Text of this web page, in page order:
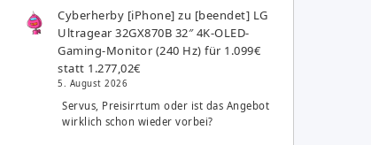
Cyberherby [iPhone] zu [beendet] LG
Ultragear 32GX870B 32″ 4K-OLED-
Gaming-Monitor (240 Hz) für 1.099€
statt 1.277,02€
5. August 2026
Servus, Preisirrtum oder ist das Angebot
wirklich schon wieder vorbei?